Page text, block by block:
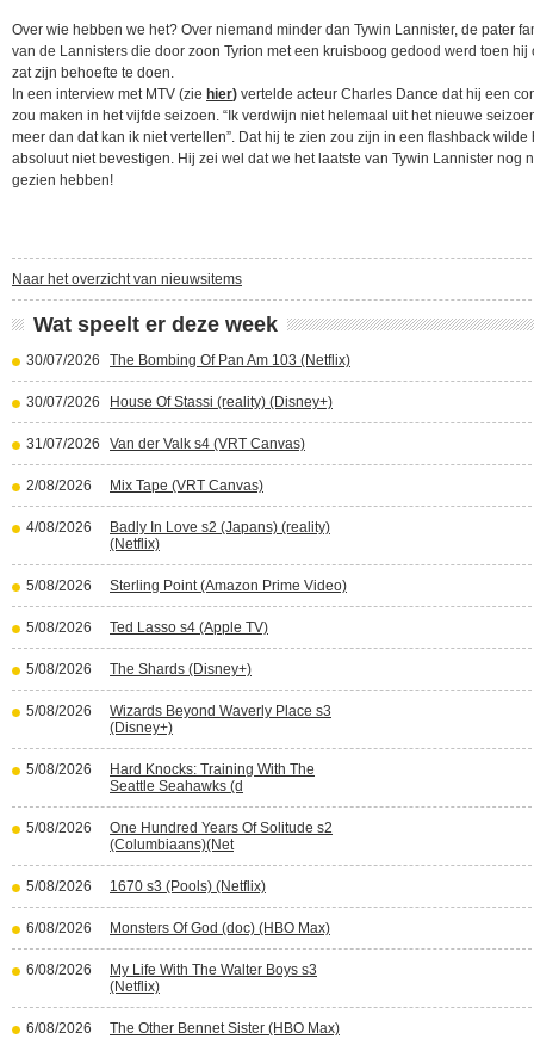
Over wie hebben we het? Over niemand minder dan Tywin Lannister, de pater
van de Lannisters die door zoon Tyrion met een kruisboog gedood werd toen hij
zat zijn behoefte te doen.
In een interview met MTV (zie hier) vertelde acteur Charles Dance dat hij een
zou maken in het vijfde seizoen. “Ik verdwijn niet helemaal uit het nieuwe
meer dan dat kan ik niet vertellen”. Dat hij te zien zou zijn in een flashback wilde
absoluut niet bevestigen. Hij zei wel dat we het laatste van Tywin Lannister nog
gezien hebben!
Naar het overzicht van nieuwsitems
Wat speelt er deze week
30/07/2026 The Bombing Of Pan Am 103 (Netflix)
30/07/2026 House Of Stassi (reality) (Disney+)
31/07/2026 Van der Valk s4 (VRT Canvas)
2/08/2026 Mix Tape (VRT Canvas)
4/08/2026
Badly In Love s2 (Japans) (reality)
(Netflix)
5/08/2026 Sterling Point (Amazon Prime Video)
5/08/2026 Ted Lasso s4 (Apple TV)
5/08/2026 The Shards (Disney+)
5/08/2026
Wizards Beyond Waverly Place s3
(Disney+)
5/08/2026
Hard Knocks: Training With The
Seattle Seahawks (d
5/08/2026
One Hundred Years Of Solitude s2
(Columbiaans)(Net
5/08/2026 1670 s3 (Pools) (Netflix)
6/08/2026 Monsters Of God (doc) (HBO Max)
6/08/2026
My Life With The Walter Boys s3
(Netflix)
6/08/2026 The Other Bennet Sister (HBO Max)